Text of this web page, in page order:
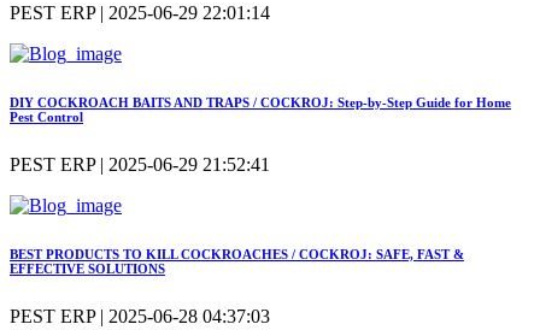
PEST ERP | 2025-06-29 22:01:14
DIY COCKROACH BAITS AND TRAPS / COCKROJ: Step-by-Step Guide for Home
Pest Control
PEST ERP | 2025-06-29 21:52:41
BEST PRODUCTS TO KILL COCKROACHES / COCKROJ: SAFE, FAST &
EFFECTIVE SOLUTIONS
PEST ERP | 2025-06-28 04:37:03